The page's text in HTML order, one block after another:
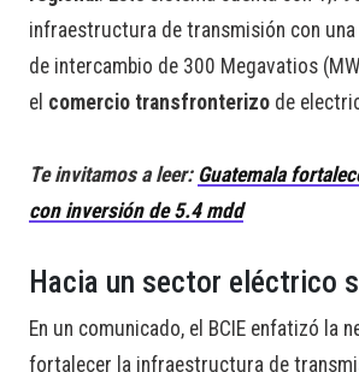
infraestructura de transmisión con una
de intercambio de 300 Megavatios
el comercio transfronterizo de
Te invitamos a leer: Guatemala
con inversión de 5.4 mdd
Hacia un sector eléctrico
En un comunicado, el BCIE enfatizó la
fortalecer la infraestructura de